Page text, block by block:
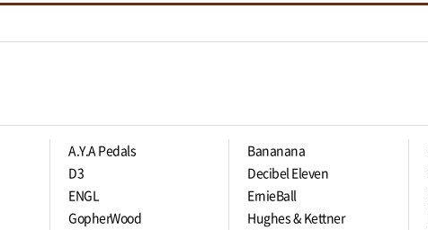
A.Y.A Pedals Bananana
D3 Decibel Eleven
ENGL ErnieBall
GopherWood Hughes & Kettner